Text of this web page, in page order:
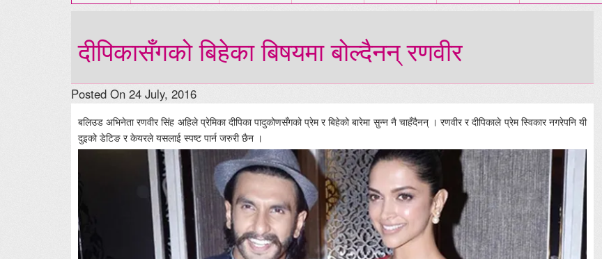
दीपिकासँगको बिहेका बिषयमा बोल्दैनन् रणवीर
Posted On 24 July, 2016
बलिउड अभिनेता रणवीर सिंह अहिले प्रेमिका दीपिका पादुकोणसँगको प्रेम र बिहेको बारेमा सुन्न नै चाहँदैनन् । रणवीर र दीपिकाले प्रेम स्विकार नगरेपनि यी
दुइको डेटिङ र केयरले यसलाई स्पष्ट पार्न जरुरी छैन ।